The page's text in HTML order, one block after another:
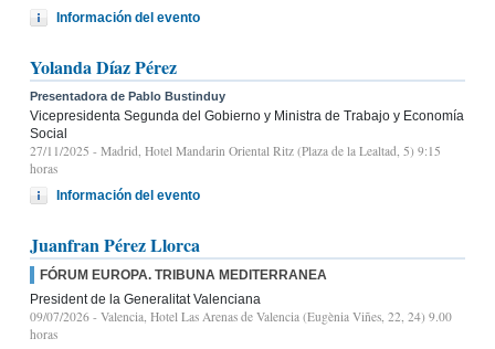
Información del evento
Yolanda Díaz Pérez
Presentadora de Pablo Bustinduy
Vicepresidenta Segunda del Gobierno y Ministra de Trabajo y Economía
Social
27/11/2025 - Madrid, Hotel Mandarin Oriental Ritz (Plaza de la Lealtad, 5) 9:15
horas
Información del evento
Juanfran Pérez Llorca
FÓRUM EUROPA. TRIBUNA MEDITERRANEA
President de la Generalitat Valenciana
09/07/2026 - Valencia, Hotel Las Arenas de Valencia (Eugènia Viñes, 22, 24) 9.00
horas